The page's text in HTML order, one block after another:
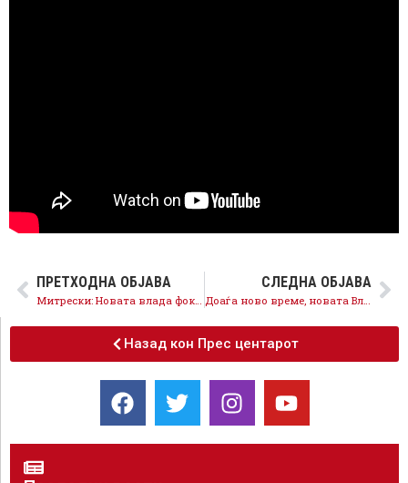
ПРЕТХОДНА ОБЈАВА
Митрески: Новата влада фокусот го става на заштита на животниот стандард, платите и пензиите ќе продолжат да растат
СЛЕДНА ОБЈАВА
Доаѓа ново време, новата Влада предводена од СДСМ веднаш започнува со работа
Назад кон Прес центарот